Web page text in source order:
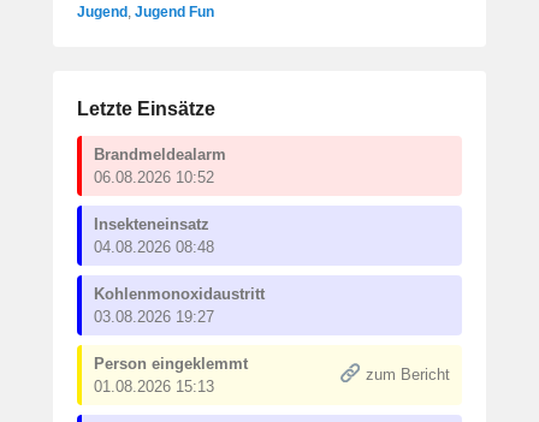
Jugend , Jugend Fun
Letzte Einsätze
Brandmeldealarm
06.08.2026 10:52
Insekteneinsatz
04.08.2026 08:48
Kohlenmonoxidaustritt
03.08.2026 19:27
Person eingeklemmt
01.08.2026 15:13
zum Bericht